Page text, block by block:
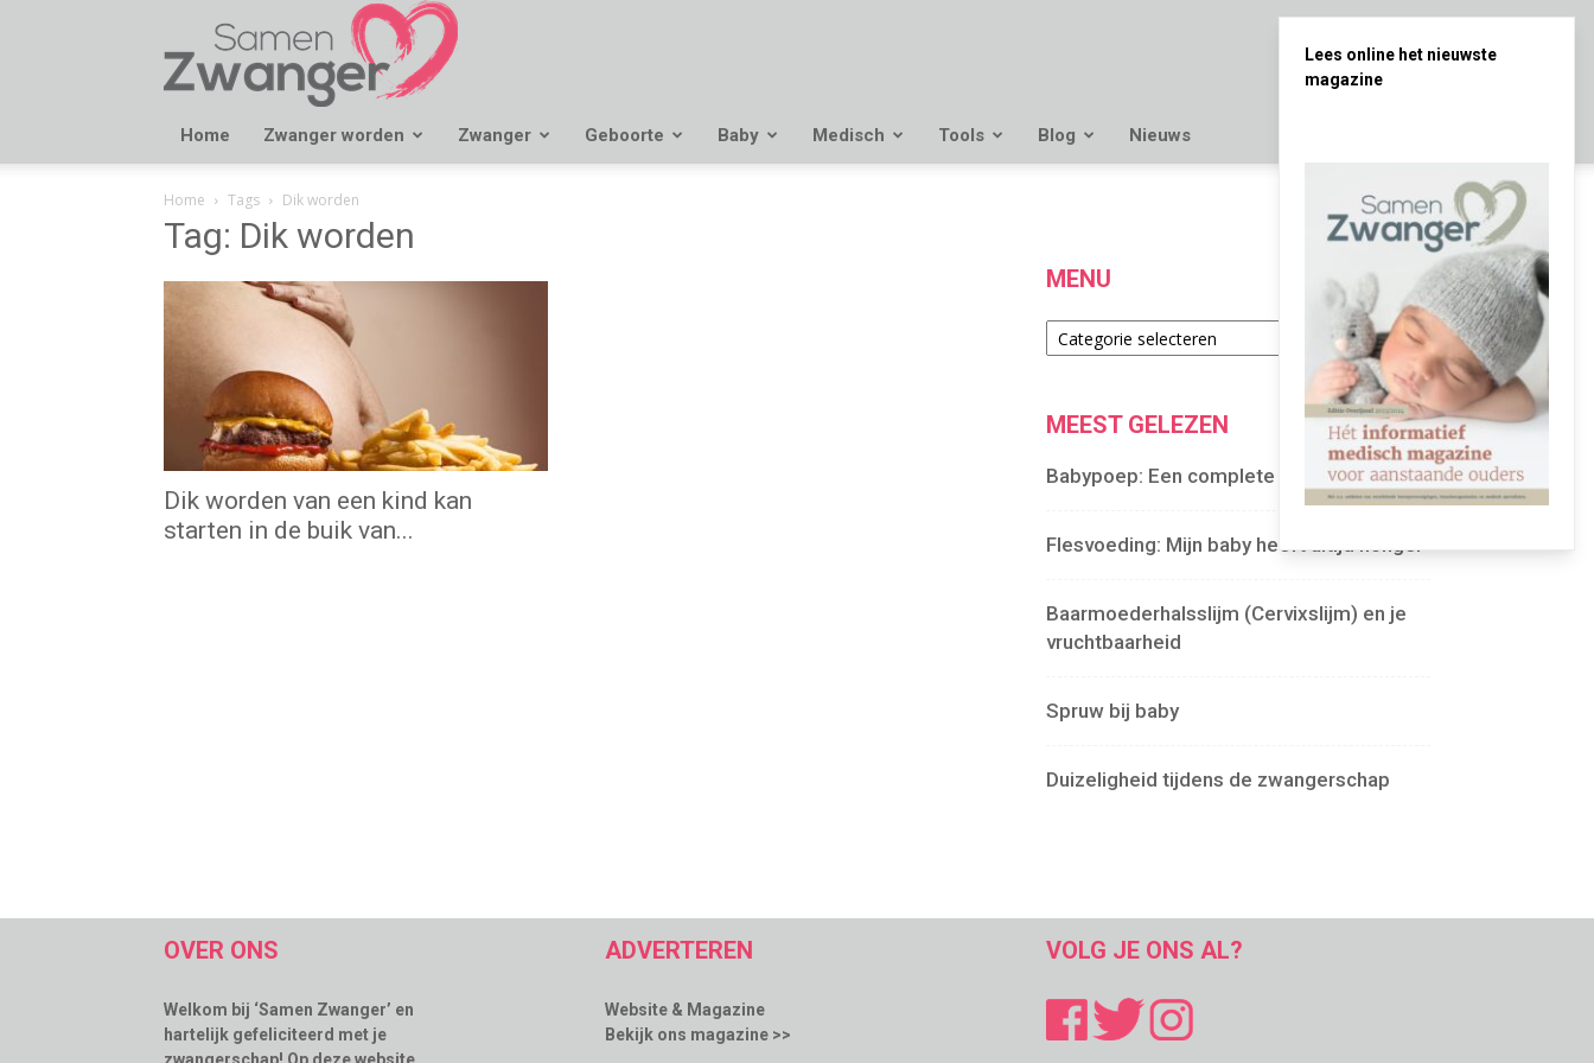
Samen
Zwanger
Home Zwanger worden Zwanger Geboorte Baby Medisch Tools Blog Nieuws
Home Tags Dik worden
Tag: Dik worden
Dik worden van een kind kan
starten in de buik van...
MENU
Menu
MEEST GELEZEN
Babypoep: Een complete gids
Flesvoeding: Mijn baby heeft altijd honger
Baarmoederhalsslijm (Cervixslijm) en je
vruchtbaarheid
Spruw bij baby
Duizeligheid tijdens de zwangerschap
OVER ONS
Welkom bij ‘Samen Zwanger’ en
hartelijk gefeliciteerd met je
ADVERTEREN
Website & Magazine
Bekijk ons magazine >>
VOLG JE ONS AL?
Lees online het nieuwste
magazine